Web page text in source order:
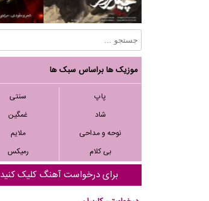
موزیک ها براساس سبک ها
پاپ
سنتی
شاد
غمگین
نوحه و مداحی
ملایم
بی کلام
رمیکس
برای درخواست آهنگ کلیک کنید